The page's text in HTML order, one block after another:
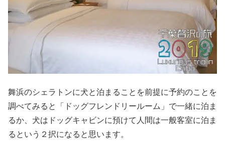
舞浜のシェラトンに犬と泊まることを前提に予約のことを
調べてみると「ドッグフレンドリールーム」で一緒に泊ま
るか、犬はドッグキャビンに預けて人間は一般客室に泊ま
るという２択になると思います。